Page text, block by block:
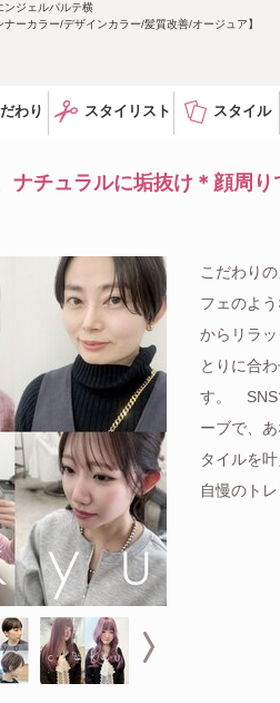
ジェルパルテ横
ーカラー/デザインカラー/髪質改善/オージュア】
わり スタイリスト スタイル
ナチュラルに垢抜け＊顔周
こだわり
フェのよ
からリラ
とりに合
す。 SNS
ーブで、
タイルを
自慢のト